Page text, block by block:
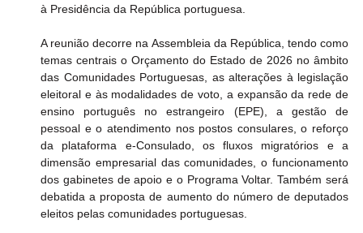
à Presidência da República portuguesa.
A reunião decorre na Assembleia da República, tendo como
temas centrais o Orçamento do Estado de 2026 no âmbito
das Comunidades Portuguesas, as alterações à legislação
eleitoral e às modalidades de voto, a expansão da rede de
ensino português no estrangeiro (EPE), a gestão de
pessoal e o atendimento nos postos consulares, o reforço
da plataforma e-Consulado, os fluxos migratórios e a
dimensão empresarial das comunidades, o funcionamento
dos gabinetes de apoio e o Programa Voltar. Também será
debatida a proposta de aumento do número de deputados
eleitos pelas comunidades portuguesas.